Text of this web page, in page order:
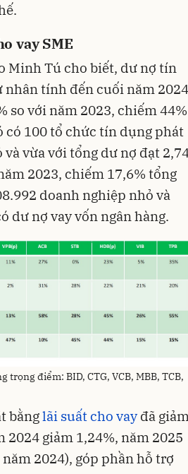
vay SME
Minh Tú cho biết, dư nợ tín
nhân tính đến cuối năm 2024
so với năm 2023, chiếm 44%
có 100 tổ chức tín dụng phát
vừa với tổng dư nợ đạt
2023, chiếm 17,6% tổng
doanh nghiệp nhỏ và
dư nợ vay vốn ngân hàng.
điểm: BID, CTG, VCB, MBB, TCB,
bằnglãi suất cho vayđã
giảm 1,24%, năm 2025
2024), góp phần hỗ trợ